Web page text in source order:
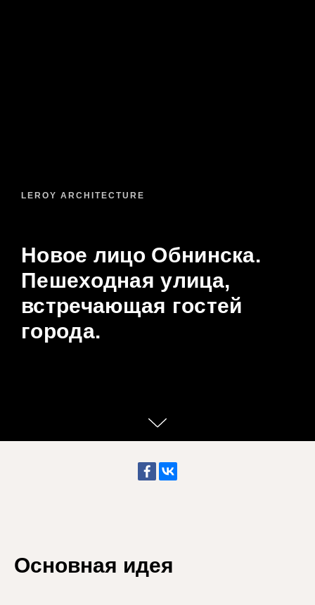
LEROY ARCHITECTURE
Новое лицо Обнинска.
Пешеходная улица,
встречающая гостей
города.
Основная идея